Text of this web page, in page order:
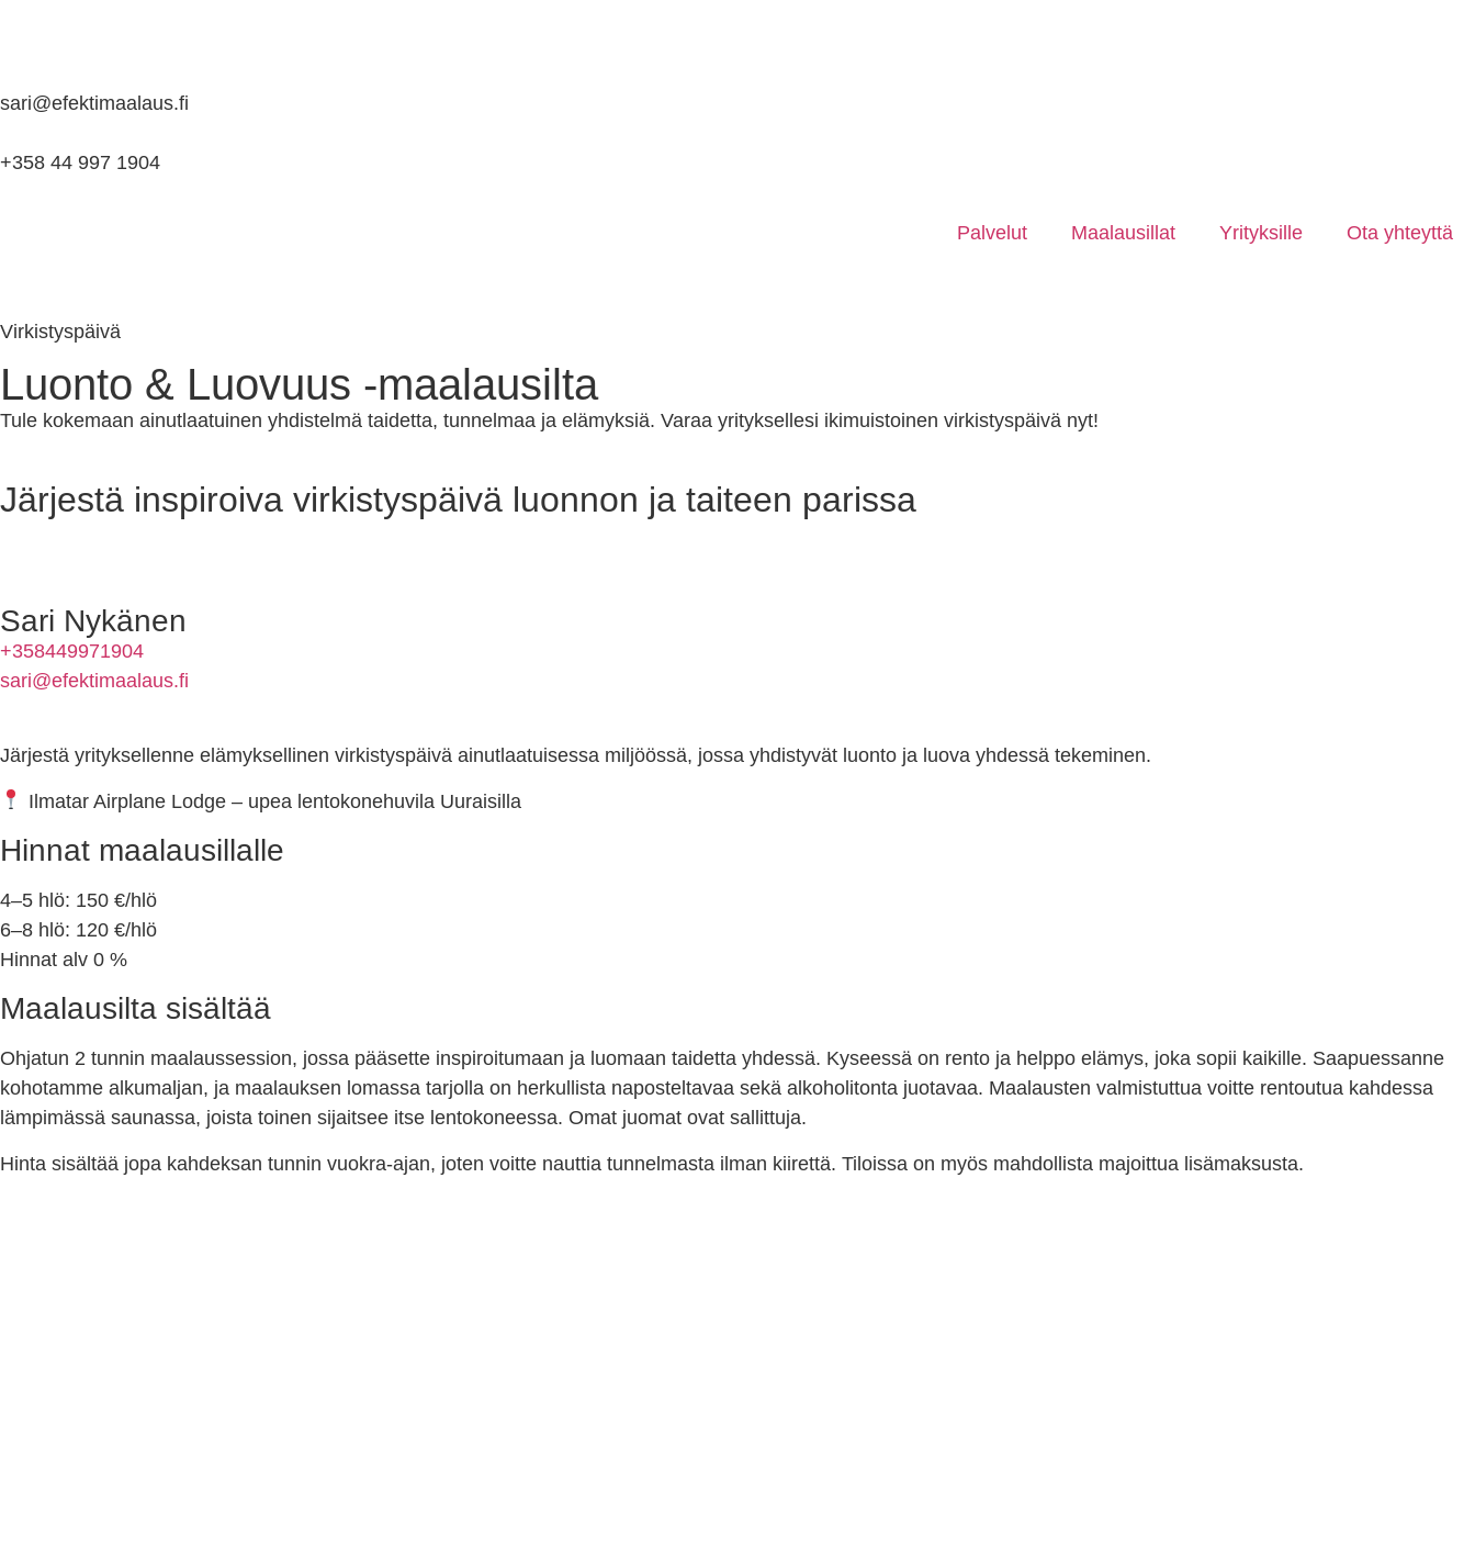
sari@efektimaalaus.fi
+358 44 997 1904
Palvelut Maalausillat Yrityksille Ota yhteyttä
Virkistyspäivä
Luonto & Luovuus -maalausilta
Tule kokemaan ainutlaatuinen yhdistelmä taidetta, tunnelmaa ja elämyksiä. Varaa yrityksellesi ikimuistoinen virkistyspäivä nyt!
Järjestä inspiroiva virkistyspäivä luonnon ja taiteen parissa
Sari Nykänen
+358449971904
sari@efektimaalaus.fi
Järjestä yrityksellenne elämyksellinen virkistyspäivä ainutlaatuisessa miljöössä, jossa yhdistyvät luonto ja luova yhdessä tekeminen.
Ilmatar Airplane Lodge – upea lentokonehuvila Uuraisilla
Hinnat maalausillalle
4–5 hlö: 150 €/hlö
6–8 hlö: 120 €/hlö
Hinnat alv 0 %
Maalausilta sisältää
Ohjatun 2 tunnin maalaussession, jossa pääsette inspiroitumaan ja luomaan taidetta yhdessä. Kyseessä on rento ja helppo elämys, joka sopii kaikille. Saapuessanne
kohotamme alkumaljan, ja maalauksen lomassa tarjolla on herkullista naposteltavaa sekä alkoholitonta juotavaa. Maalausten valmistuttua voitte rentoutua kahdessa
lämpimässä saunassa, joista toinen sijaitsee itse lentokoneessa. Omat juomat ovat sallittuja.
Hinta sisältää jopa kahdeksan tunnin vuokra-ajan, joten voitte nauttia tunnelmasta ilman kiirettä. Tiloissa on myös mahdollista majoittua lisämaksusta.